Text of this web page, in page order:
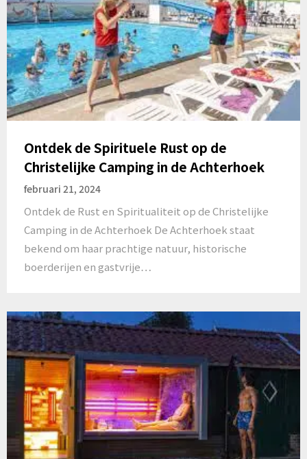
Ontdek de Spirituele Rust op de
Christelijke Camping in de Achterhoek
februari 21, 2024
Ontdek de Rust en Spiritualiteit op de Christelijke
Camping in de Achterhoek De Achterhoek staat
bekend om haar prachtige natuur, historische
boerderijen en gastvrije…